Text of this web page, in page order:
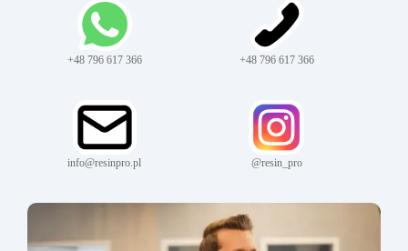
+48 796 617 366 +48 796 617 366
info@resinpro.pl @resin_pro